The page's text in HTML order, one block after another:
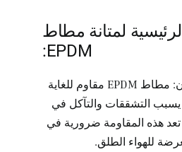
لمتانة مطاط
EPDM:
مقاومة الأوزون: مطاط EPDM مقاوم للغاية
يسبب التشققات والتآكل في
تعد هذه المقاومة ضرورية في
للهواء الطلق.